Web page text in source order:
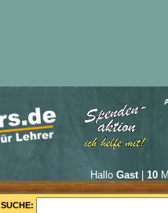
Hallo Gast| 10
SUCHE: